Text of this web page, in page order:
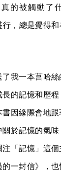
的被觸動了
行，總是覺得
我一本莒哈
的記憶和歷
因緣際會地跟
於記憶的氣
「記憶」這
一封信》，